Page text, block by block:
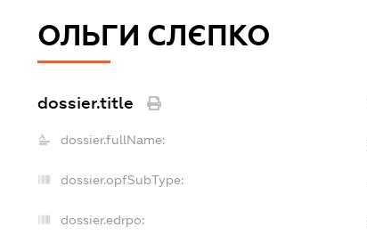
ОЛЬГИ СЛЄПКО
dossier.title
dossier.fullName:
dossier.opfSubType:
dossier.edrpo: